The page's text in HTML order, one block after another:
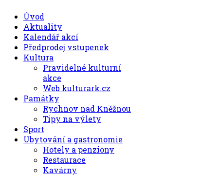
Úvod
Aktuality
Kalendář akcí
Předprodej vstupenek
Kultura
Pravidelné kulturní
akce
Web kulturark.cz
Památky
Rychnov nad Kněžnou
Tipy na výlety
Sport
Ubytování a gastronomie
Hotely a penziony
Restaurace
Kavárny